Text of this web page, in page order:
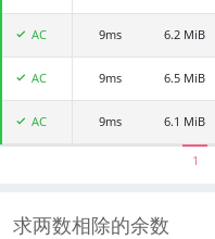
AC yjy_xh
9ms 6.2 MiB
AC Evan0530
9ms 6.5 MiB
AC lzx19
9ms 6.1 MiB
1
求两数相除的余数